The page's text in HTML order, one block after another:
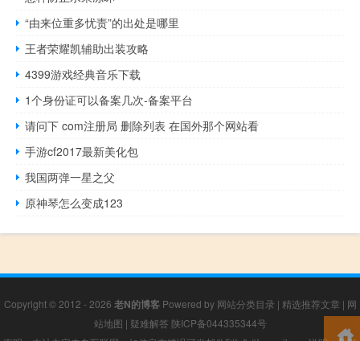
“由来位重多忧责”的出处是哪里
王者荣耀凯辅助出装攻略
4399游戏经典音乐下载
1个身份证可以备案几次-备案平台
请问下 com注册局 删除列表 在国外那个网站看
手游cf2017最新美化包
我国两弹一星之父
原神琴怎么变成123
Copyright © 2012 - 2026 老N的博客Powered by 网站分类目录 | 精选推荐文章 | 网
站地图 | 疑难解答 陕ICP备044335344号